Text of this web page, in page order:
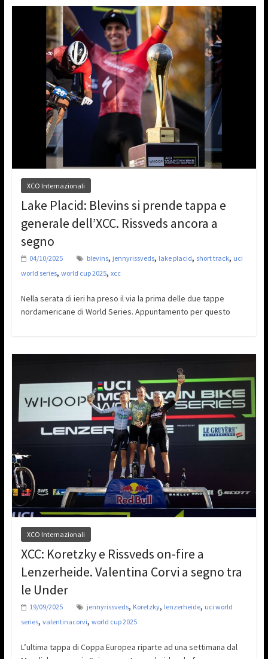
XCO Internazionali
Lake Placid: Blevins si prende tappa e
generale dell’XCC. Rissveds ancora a
segno
04/10/2025 blevins, jennyrissveds, lake placid, short track, uci
world series, world cup 2025, xcc
Nella serata di ieri ha preso il via la prima delle due tappe
nordamericane di World Series. Appuntamento per questo
XCO Internazionali
XCC: Koretzky e Rissveds on-fire a
Lenzerheide. Valentina Corvi a segno tra
le Under
19/09/2025 jennyrissveds, Koretzky, lenzerheide, uci world
series, valentinacorvi, world cup 2025
L’ultima tappa di Coppa Europea riparte ad una settimana dal